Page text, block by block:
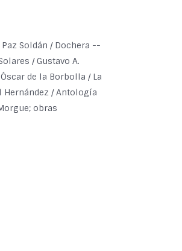
Soldán / Dochera --
/ Gustavo A.
de la Borbolla / La
/ Antología
obras